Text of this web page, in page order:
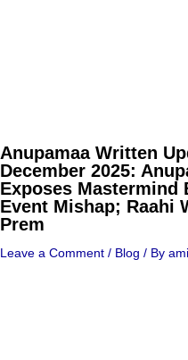
Anupamaa Written
December 2025:
Exposes Mastermind
Event Mishap; Raahi
Prem
Leave a Comment / Blog / By